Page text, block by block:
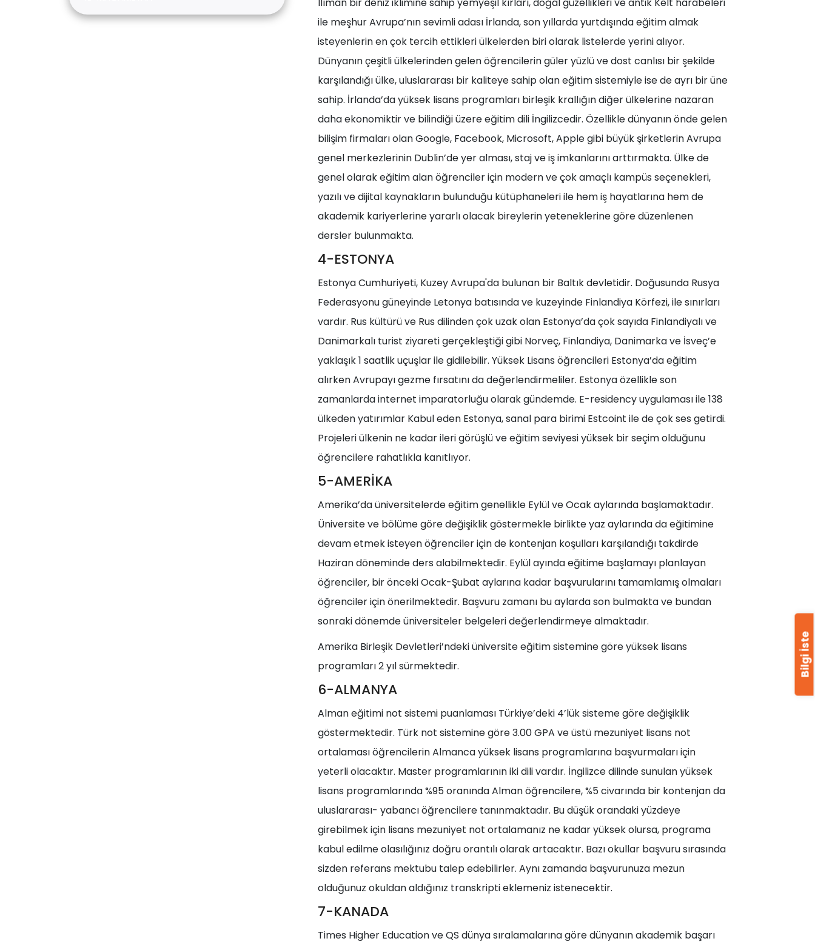
ile meşhur Avrupa’nın sevimli adası İrlanda, son yıllarda yurtdışında eğitim almak
isteyenlerin en çok tercih ettikleri ülkelerden biri olarak listelerde yerini alıyor.
Dünyanın çeşitli ülkelerinden gelen öğrencilerin güler yüzlü ve dost canlısı bir şekilde
karşılandığı ülke, uluslararası bir kaliteye sahip olan eğitim sistemiyle ise de ayrı bir üne
sahip. İrlanda’da yüksek lisans programları birleşik krallığın diğer ülkelerine nazaran
daha ekonomiktir ve bilindiği üzere eğitim dili İngilizcedir. Özellikle dünyanın önde gelen
bilişim firmaları olan Google, Facebook, Microsoft, Apple gibi büyük şirketlerin Avrupa
genel merkezlerinin Dublin’de yer alması, staj ve iş imkanlarını arttırmakta. Ülke de
genel olarak eğitim alan öğrenciler için modern ve çok amaçlı kampüs seçenekleri,
yazılı ve dijital kaynakların bulunduğu kütüphaneleri ile hem iş hayatlarına hem de
akademik kariyerlerine yararlı olacak bireylerin yeteneklerine göre düzenlenen
dersler bulunmakta.
4-ESTONYA
Estonya Cumhuriyeti, Kuzey Avrupa'da bulunan bir Baltık devletidir. Doğusunda Rusya
Federasyonu güneyinde Letonya batısında ve kuzeyinde Finlandiya Körfezi, ile sınırları
vardır. Rus kültürü ve Rus dilinden çok uzak olan Estonya’da çok sayıda Finlandiyalı ve
Danimarkalı turist ziyareti gerçekleştiği gibi Norveç, Finlandiya, Danimarka ve İsveç’e
yaklaşık 1 saatlik uçuşlar ile gidilebilir. Yüksek Lisans öğrencileri Estonya’da eğitim
alırken Avrupayı gezme fırsatını da değerlendirmeliler. Estonya özellikle son
zamanlarda internet imparatorluğu olarak gündemde. E-residency uygulaması ile 138
ülkeden yatırımlar Kabul eden Estonya, sanal para birimi Estcoint ile de çok ses getirdi.
Projeleri ülkenin ne kadar ileri görüşlü ve eğitim seviyesi yüksek bir seçim olduğunu
öğrencilere rahatlıkla kanıtlıyor.
5-AMERİKA
Amerika’da üniversitelerde eğitim genellikle Eylül ve Ocak aylarında başlamaktadır.
Üniversite ve bölüme göre değişiklik göstermekle birlikte yaz aylarında da eğitimine
devam etmek isteyen öğrenciler için de kontenjan koşulları karşılandığı takdirde
Haziran döneminde ders alabilmektedir. Eylül ayında eğitime başlamayı planlayan
öğrenciler, bir önceki Ocak-Şubat aylarına kadar başvurularını tamamlamış olmaları
öğrenciler için önerilmektedir. Başvuru zamanı bu aylarda son bulmakta ve bundan
sonraki dönemde üniversiteler belgeleri değerlendirmeye almaktadır.
Amerika Birleşik Devletleri’ndeki üniversite eğitim sistemine göre yüksek lisans
programları 2 yıl sürmektedir.
6-ALMANYA
Alman eğitimi not sistemi puanlaması Türkiye’deki 4’lük sisteme göre değişiklik
göstermektedir. Türk not sistemine göre 3.00 GPA ve üstü mezuniyet lisans not
ortalaması öğrencilerin Almanca yüksek lisans programlarına başvurmaları için
yeterli olacaktır. Master programlarının iki dili vardır. İngilizce dilinde sunulan yüksek
lisans programlarında %95 oranında Alman öğrencilere, %5 civarında bir kontenjan da
uluslararası- yabancı öğrencilere tanınmaktadır. Bu düşük orandaki yüzdeye
girebilmek için lisans mezuniyet not ortalamanız ne kadar yüksek olursa, programa
kabul edilme olasılığınız doğru orantılı olarak artacaktır. Bazı okullar başvuru sırasında
sizden referans mektubu talep edebilirler. Aynı zamanda başvurunuza mezun
olduğunuz okuldan aldığınız transkripti eklemeniz istenecektir.
7-KANADA
Times Higher Education ve QS dünya sıralamalarına göre dünyanın akademik başarı
Bilgi İste